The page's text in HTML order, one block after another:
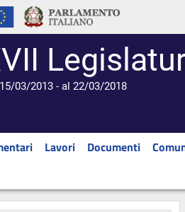
03/2013 - al 22/03/2018
Lavori Documenti